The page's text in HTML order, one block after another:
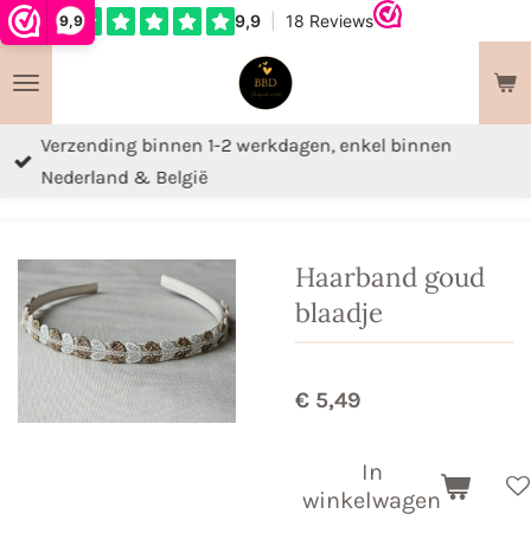
9,9
Ga
naar
de
hoofdinhoud
Verzending binnen 1-2 werkdagen, enkel binnen
Nederland & België
Haarband goud
blaadje
€ 5,49
In
winkelwagen